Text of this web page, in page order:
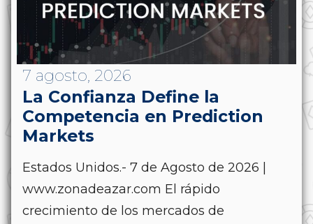
7 agosto, 2026
La Confianza Define la
Competencia en Prediction
Markets
Estados Unidos.- 7 de Agosto de 2026 |
www.zonadeazar.com El rápido
crecimiento de los mercados de